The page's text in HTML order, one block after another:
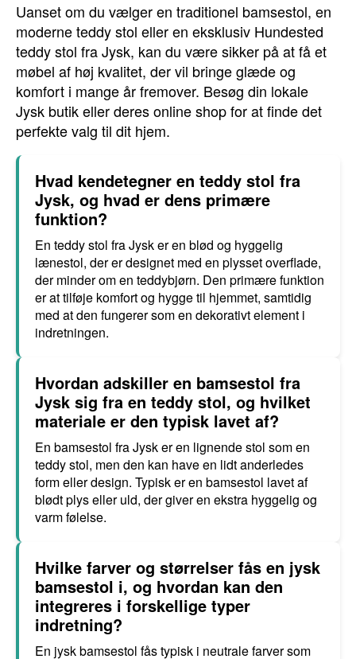
Uanset om du vælger en traditionel bamsestol, en
moderne teddy stol eller en eksklusiv Hundested
teddy stol fra Jysk, kan du være sikker på at få et
møbel af høj kvalitet, der vil bringe glæde og
komfort i mange år fremover. Besøg din lokale
Jysk butik eller deres online shop for at finde det
perfekte valg til dit hjem.
Hvad kendetegner en teddy stol fra
Jysk, og hvad er dens primære
funktion?
En teddy stol fra Jysk er en blød og hyggelig
lænestol, der er designet med en plysset overflade,
der minder om en teddybjørn. Den primære funktion
er at tilføje komfort og hygge til hjemmet, samtidig
med at den fungerer som en dekorativt element i
indretningen.
Hvordan adskiller en bamsestol fra
Jysk sig fra en teddy stol, og hvilket
materiale er den typisk lavet af?
En bamsestol fra Jysk er en lignende stol som en
teddy stol, men den kan have en lidt anderledes
form eller design. Typisk er en bamsestol lavet af
blødt plys eller uld, der giver en ekstra hyggelig og
varm følelse.
Hvilke farver og størrelser fås en jysk
bamsestol i, og hvordan kan den
integreres i forskellige typer
indretning?
En jysk bamsestol fås typisk i neutrale farver som